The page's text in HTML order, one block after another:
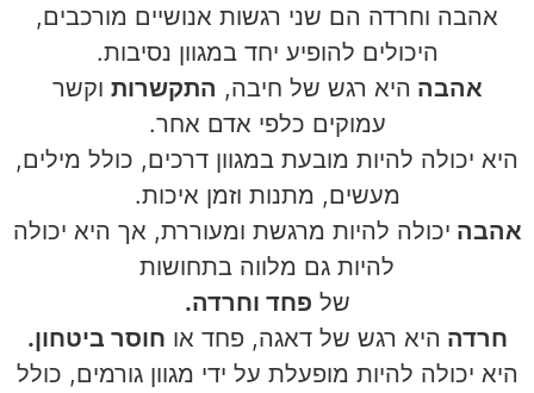
אהבה וחרדה הם שני רגשות אנושיים מורכבים,
היכולים להופיע יחד במגוון נסיבות.
אהבה היא רגש של חיבה, התקשרות וקשר
עמוקים כלפי אדם אחר.
היא יכולה להיות מובעת במגוון דרכים, כולל מילים,
מעשים, מתנות וזמן איכות.
אהבה יכולה להיות מרגשת ומעוררת, אך היא יכולה
להיות גם מלווה בתחושות
של פחד וחרדה.
חרדה היא רגש של דאגה, פחד או חוסר ביטחון.
היא יכולה להיות מופעלת על ידי מגוון גורמים, כולל